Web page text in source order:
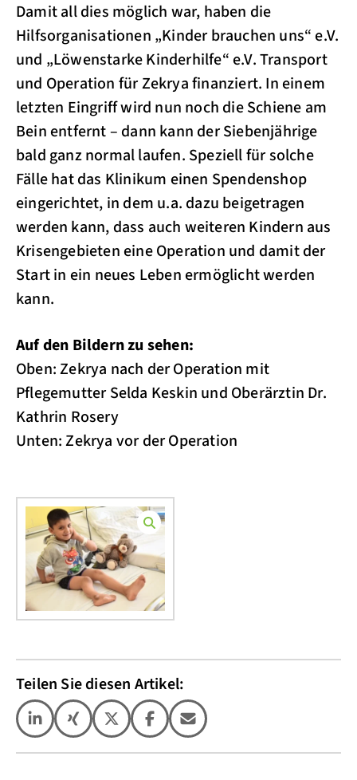
Damit all dies möglich war, haben die
Hilfsorganisationen „Kinder brauchen uns“ e.V.
und „Löwenstarke Kinderhilfe“ e.V. Transport
und Operation für Zekrya finanziert. In einem
letzten Eingriff wird nun noch die Schiene am
Bein entfernt – dann kann der Siebenjährige
bald ganz normal laufen. Speziell für solche
Fälle hat das Klinikum einen Spendenshop
eingerichtet, in dem u.a. dazu beigetragen
werden kann, dass auch weiteren Kindern aus
Krisengebieten eine Operation und damit der
Start in ein neues Leben ermöglicht werden
kann.
Auf den Bildern zu sehen:
Oben: Zekrya nach der Operation mit
Pflegemutter Selda Keskin und Oberärztin Dr.
Kathrin Rosery
Unten: Zekrya vor der Operation
Teilen Sie diesen Artikel: